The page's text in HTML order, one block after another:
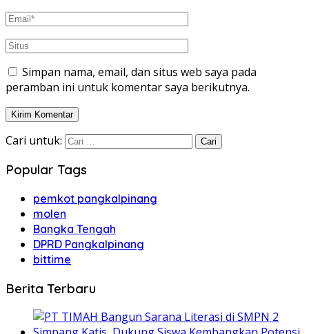
Simpan nama, email, dan situs web saya pada
peramban ini untuk komentar saya berikutnya.
Cari untuk:
Popular Tags
pemkot pangkalpinang
molen
Bangka Tengah
DPRD Pangkalpinang
bittime
Berita Terbaru